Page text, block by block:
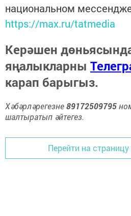
национальном
https://max.ru/tatmedia
Керәшен
яңалыкларны
карап барыгыз.
Хәбәрләрегезне89172509795
шалтыратып әйтегез.
Перейти на